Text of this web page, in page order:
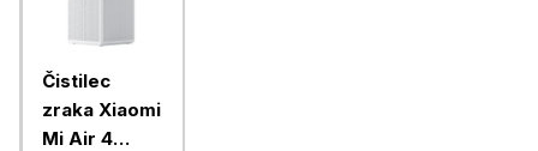
Čistilec
zraka Xiaomi
Mi Air 4